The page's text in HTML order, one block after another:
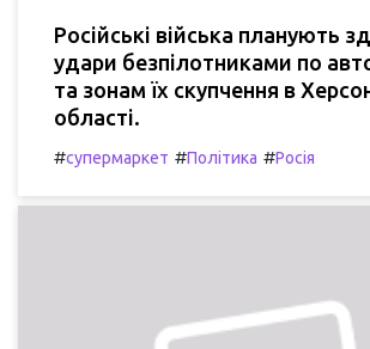
Російські війська планують
удари безпілотниками по
та зонам їх скупчення в
області.
#супермаркет #Політика #Росія